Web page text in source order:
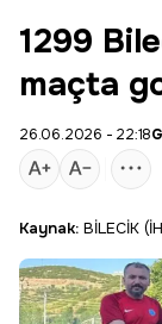
1299
maçta
26.06.2026 - 22:18
Kaynak: BİLECİK